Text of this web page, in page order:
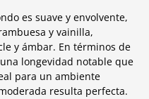
es suave y envolvente,
y vainilla,
y ámbar. En términos de
longevidad notable que
para un ambiente
resulta perfecta.